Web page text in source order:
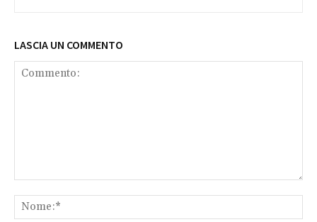
LASCIA UN COMMENTO